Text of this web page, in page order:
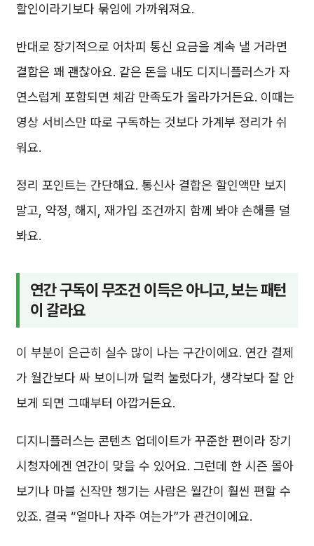
할인이라기보다 묶임에 가까워져요.
반대로 장기적으로 어차피 통신 요금을 계속 낼 거라면
결합은 꽤 괜찮아요. 같은 돈을 내도 디지니플러스가 자
연스럽게 포함되면 체감 만족도가 올라가거든요. 이때는
영상 서비스만 따로 구독하는 것보다 가계부 정리가 쉬
워요.
정리 포인트는 간단해요. 통신사 결합은 할인액만 보지
말고, 약정, 해지, 재가입 조건까지 함께 봐야 손해를 덜
봐요.
연간 구독이 무조건 이득은 아니고, 보는 패턴
이 갈라요
이 부분이 은근히 실수 많이 나는 구간이에요. 연간 결제
가 월간보다 싸 보이니까 덜컥 눌렀다가, 생각보다 잘 안
보게 되면 그때부터 아깝거든요.
디지니플러스는 콘텐츠 업데이트가 꾸준한 편이라 장기
시청자에겐 연간이 맞을 수 있어요. 그런데 한 시즌 몰아
보기나 마블 신작만 챙기는 사람은 월간이 훨씬 편할 수
있죠. 결국 “얼마나 자주 여는가”가 관건이에요.